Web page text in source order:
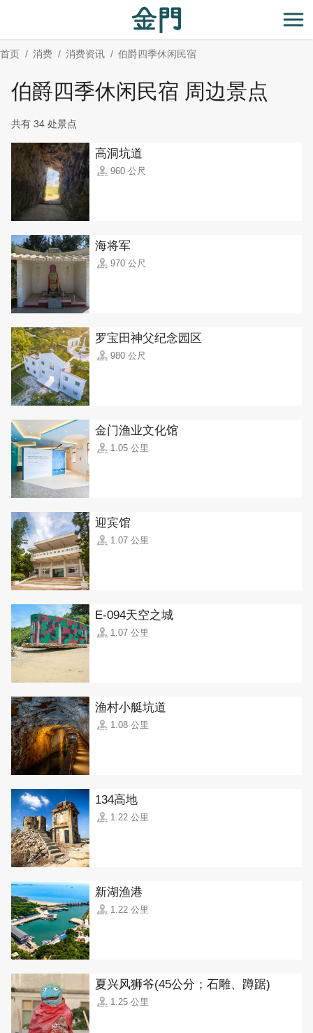
主
要
开
首页 消费 消费资讯 伯爵四季休闲民宿
伯爵四季休闲民宿 周边景点
共有 34 处景点
高洞坑道
960 公尺
海将军
970 公尺
罗宝田神父纪念园区
980 公尺
金门渔业文化馆
1.05 公里
迎宾馆
1.07 公里
E-094天空之城
1.07 公里
渔村小艇坑道
1.08 公里
134高地
1.22 公里
新湖渔港
1.22 公里
夏兴风狮爷(45公分；石雕、蹲踞)
1.25 公里